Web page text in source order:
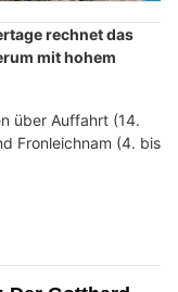
rechnet das
mit hohem
über Auffahrt (14.
Fronleichnam (4. bis